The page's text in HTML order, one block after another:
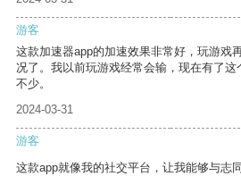
游客
这款加速器app的加速效果非常好，玩游戏
况了。我以前玩游戏经常会输，现在有了这
不少。
2024-03-31
游客
这款app就像我的社交平台，让我能够与志